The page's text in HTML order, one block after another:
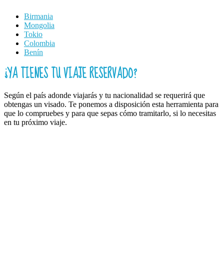
Birmania
Mongolia
Tokio
Colombia
Benín
¿YA TIENES TU VIAJE RESERVADO?
Según el país adonde viajarás y tu nacionalidad se requerirá que
obtengas un visado. Te ponemos a disposición esta herramienta para
que lo compruebes y para que sepas cómo tramitarlo, si lo necesitas
en tu próximo viaje.